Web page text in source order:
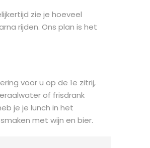
zie je hoeveel
rijden. Ons plan is het
voor u op de 1e zitrij,
of frisdrank
je je lunch in het
met wijn en bier.